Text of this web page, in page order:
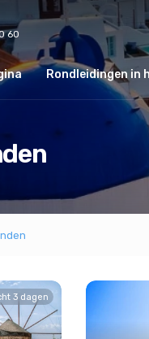
60
Rondleidingen in
3 dagen